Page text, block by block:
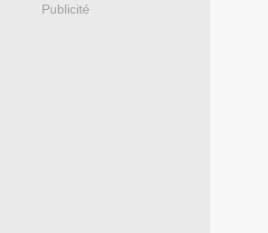
Publicité